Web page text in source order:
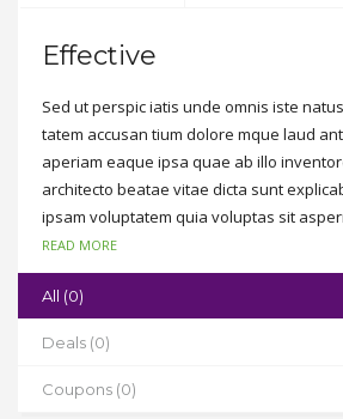
Effective
Sed ut perspic iatis unde omnis iste
tatem accusan tium dolore mque laud
aperiam eaque ipsa quae ab illo
architecto beatae vitae dicta sunt
ipsam voluptatem quia voluptas sit
fugit, sed quia consequuntur magni
voluptatem sequi nesciunt. Neque porro
dolorem ipsum quia dolor sit amet,
et dolore magnam aliquam quaerat
READ MORE
All (0)
Deals (0)
Coupons (0)